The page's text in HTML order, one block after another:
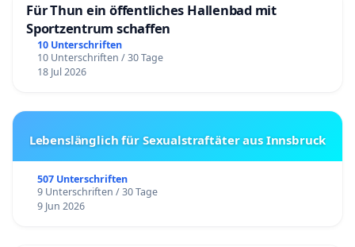
Für Thun ein öffentliches Hallenbad mit
Sportzentrum schaffen
10 Unterschriften
10 Unterschriften / 30 Tage
18 Jul 2026
Lebenslänglich für Sexualstraftäter aus Innsbruck
507 Unterschriften
9 Unterschriften / 30 Tage
9 Jun 2026